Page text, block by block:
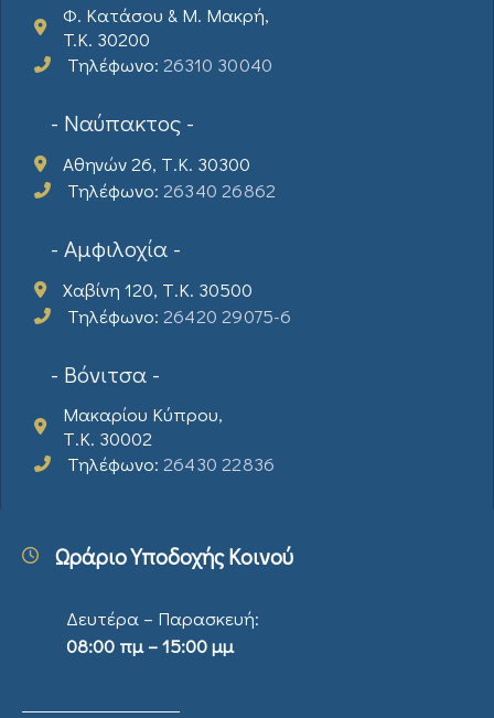
Φ. Κατάσου & Μ. Μακρή,
T.K. 30200
Τηλέφωνο: 26310 30040
- Ναύπακτος -
Αθηνών 26, Τ.Κ. 30300
Τηλέφωνο: 26340 26862
- Αμφιλοχία -
Χαβίνη 120, Τ.Κ. 30500
Τηλέφωνο: 26420 29075-6
- Βόνιτσα -
Μακαρίου Κύπρου,
Τ.Κ. 30002
Τηλέφωνο: 26430 22836
Ωράριο Υποδοχής Κοινού
Δευτέρα – Παρασκευή:
08:00 πμ – 15:00 μμ